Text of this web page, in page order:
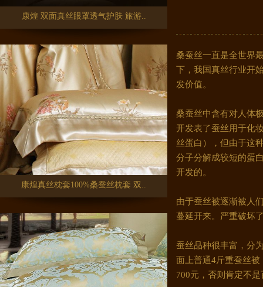
康煌 双面真丝眼罩透气护肤 旅游..
康煌真丝枕套100%桑蚕丝枕套 双..
桑蚕丝一直是全世界
下，我国真丝行业开
发价值。
桑蚕丝中含有对人体
开发表了蚕丝用于化
丝蛋白），但由于这
分子分解成较短的蛋
开发的。
由于蚕丝被逐渐被人
蔓延开来。严重破坏
蚕丝品种很丰富，分
面上普通4斤重蚕丝
700元，否则肯定不